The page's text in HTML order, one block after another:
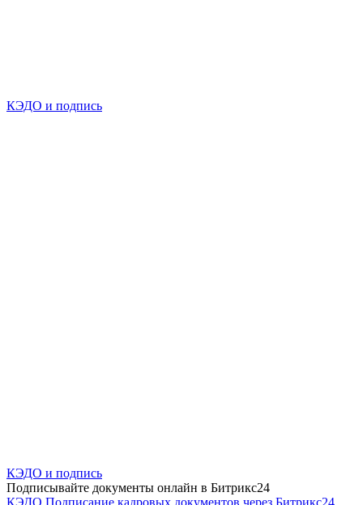
КЭДО и подпись
КЭДО и подпись
Подписывайте документы онлайн в Битрикс24
КЭДО Подписание кадровых документов через Битрикс24